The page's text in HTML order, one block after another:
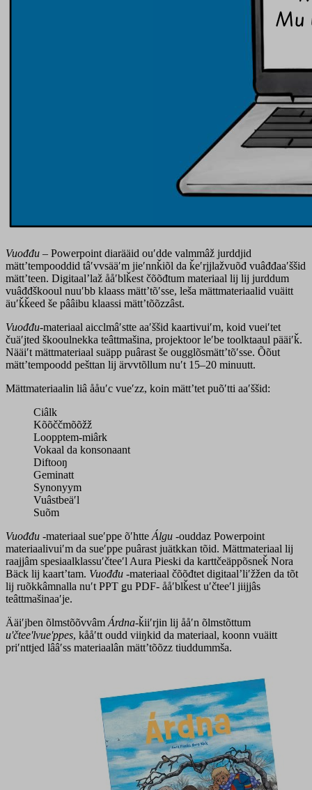
Vuođđu – Powerpoint diarääid ouʹdde valmmâž jurddjid
mättʼtempooddid tâʹvvsääʹm jieʹnnǩiõl da ǩeʹrjjlažvuõđ vuâđđaaʹššid
mättʼteen. Digitaalʼlaž ååʹblǩest čõõđtum materiaal lij lij jurddum
vuâđđškooul nuuʹbb klaass mättʼtõʹsse, leša mättmateriaalid vuäitt
äuʹǩǩeed še pââibu klaassi mättʼtõõzzâst.
Vuođđu-materiaal aicclmâʹstte aaʹššid kaartivuiʹm, koid vueiʹtet
čuäʹjted škooulnekka teâttmašina, projektoor leʹbe toolktaaul pääiʹǩ.
Nääiʹt mättmateriaal suäpp puârast še ougglõsmättʼtõʹsse. Õõut
mättʼtempoodd pešttan lij ärvvtõllum nuʹt 15–20 minuutt.
Mättmateriaalin liâ ååuʹc vueʹzz, koin mättʼtet puõʹtti aaʹššid:
Ciâlk
Kõõččmõõžž
Loopptem-miârk
Vokaal da konsonaant
Diftooŋ
Geminatt
Synonyym
Vuâstbeäʹl
Suõm
Vuođđu -materiaal sueʹppe õʹhtte Álgu -ouddaz Powerpoint
materiaalivuiʹm da sueʹppe puârast juätkkan tõid. Mättmateriaal lij
raajjâm spesiaalklassuʹčteeʹl Aura Pieski da karttčeäppõsneǩ Nora
Bäck lij kaartʼtam. Vuođđu -materiaal čõõđtet digitaalʼliʹžžen da tõt
lij ruõkkâmnalla nuʹt PPT ǥu PDF- ååʹblǩest uʹčteeʹl jiijjâs
teâttmašinaaʹje.
Ääiʹjben õlmstõõvvâm Árdna-ǩiiʹrjin lij ååʹn õlmstõttum
uʹčteeʹlvueʹppes, kååʹtt oudd viiŋkid da materiaal, koonn vuäitt
priʹnttjed lââʹss materiaalân mättʼtõõzz tiuddummša.